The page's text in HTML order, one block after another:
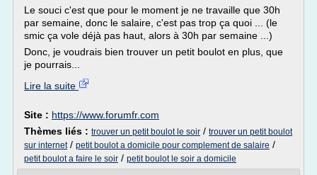
Le souci c'est que pour le moment je ne travaille que 30h
par semaine, donc le salaire, c'est pas trop ça quoi ... (le
smic ça vole déjà pas haut, alors à 30h par semaine ...)
Donc, je voudrais bien trouver un petit boulot en plus, que
je pourrais...
Lire la suite
Site : https://www.forumfr.com
Thèmes liés : trouver un petit boulot le soir / trouver un petit boulot
sur internet/ petit boulot a domicile pour complement de salaire /
petit boulot a faire le soir / petit boulot le soir a domicile